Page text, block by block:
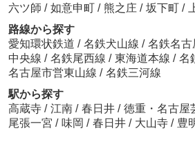
六ツ師 / 如意申町 / 熊之庄 / 坂下町 /
路線から探す
愛知環状鉄道 / 名鉄犬山線 / 名鉄名古
中央線 / 名鉄尾西線 / 東海道本線 / 名
名古屋市営東山線 / 名鉄三河線
駅から探す
高蔵寺 / 江南 / 春日井 / 徳重・名古屋
尾張一宮 / 味岡 / 春日井 / 大山寺 / 豊